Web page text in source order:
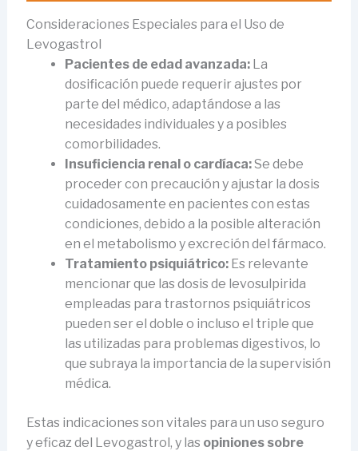
Consideraciones Especiales para el Uso de
Levogastrol
Pacientes de edad avanzada:La
dosificación puede requerir ajustes por
parte del médico, adaptándose a las
necesidades individuales y a posibles
comorbilidades.
Insuficiencia renal o cardíaca:Se debe
proceder con precaución y ajustar la dosis
cuidadosamente en pacientes con estas
condiciones, debido a la posible alteración
en el metabolismo y excreción del fármaco.
Tratamiento psiquiátrico:Es relevante
mencionar que las dosis de levosulpirida
empleadas para trastornos psiquiátricos
pueden ser el doble o incluso el triple que
las utilizadas para problemas digestivos, lo
que subraya la importancia de la supervisión
médica.
Estas indicaciones son vitales para un uso seguro
y eficaz del Levogastrol, y las opiniones sobre